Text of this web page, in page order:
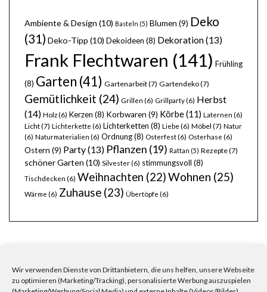
Wir verwenden Dienste von Drittanbietern, die uns helfen, unsere Webseite
zu optimieren (Marketing/Tracking), personalisierte Werbung auszuspielen
Ambiente & Design (10) Basteln (5) Blumen (9) Deko
(31) Deko-Tipp (10) Dekoideen (8) Dekoration(13)
Frank Flechtwaren (141) Frühling
(8) Garten (41) Gartenarbeit(7) Gartendeko(7)
Gemütlichkeit (24) Grillen (6) Grillparty(6) Herbst
(14) Holz(6) Kerzen (8) Korbwaren (9) Körbe(11) Laternen (6)
Licht(7) Lichterkette (6) Lichterketten (8) Liebe (6) Möbel (7) Natur
(6) Naturmaterialien (6) Ordnung(8) Osterfest(6) Osterhase (6)
Ostern (9) Party(13) Pflanzen (19) Rattan (5) Rezepte(7)
schöner Garten (10) Silvester(6) stimmungsvoll (8)
Tischdecken (6) Weihnachten (22)Wohnen (25)
Wärme (6) Zuhause (23) Übertöpfe (6)
FRAGEN, ANREGUNGEN, WÜNSCHE?